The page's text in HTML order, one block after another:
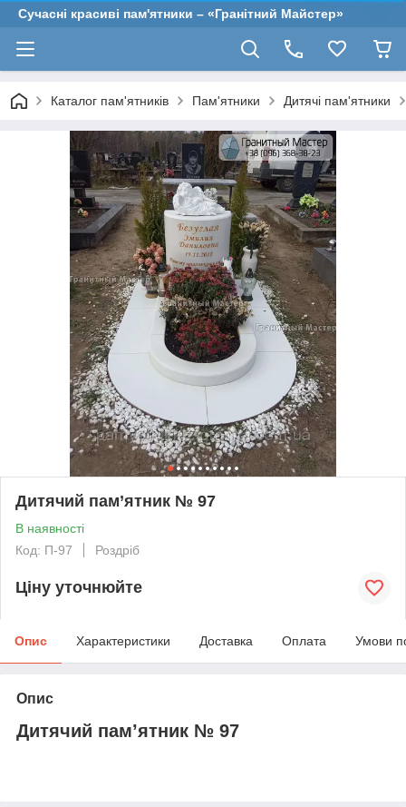
Сучасні красиві пам'ятники – «Гранітний Майстер»
Каталог пам'ятників Пам'ятники Дитячі пам'ятники
Дитячий пам’ятник № 97
В наявності
Код: П-97
Роздріб
Ціну уточнюйте
Опис Характеристики Доставка Оплата Умови
Опис
Дитячий пам’ятник № 97